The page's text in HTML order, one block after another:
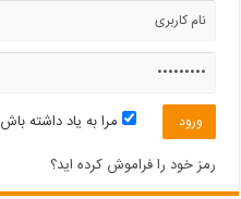
مرا به یاد داشته باش
رمز خود را فراموش کرده اید؟